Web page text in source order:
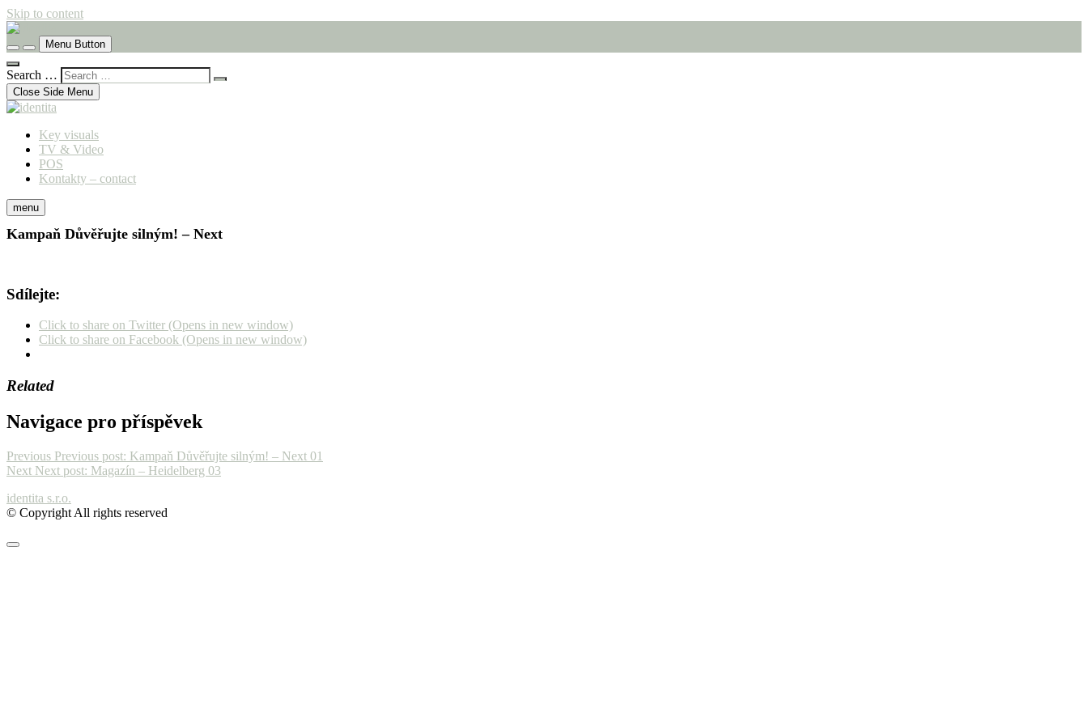
Skip to content
identita
komunikační agentura
Menu Button
Search …
Close Side Menu
Key visuals
TV & Video
POS
Kontakty – contact
menu
Kampaň Důvěřujte silným! – Next
Sdílejte:
Click to share on Twitter (Opens in new window)
Click to share on Facebook (Opens in new window)
Related
Navigace pro příspěvek
Previous Previous post: Kampaň Důvěřujte silným! – Next 01
Next Next post: Magazín – Heidelberg 03
identita s.r.o.
© Copyright All rights reserved